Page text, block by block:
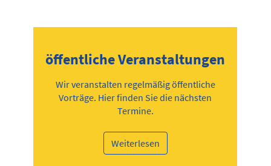
öffentliche Veranstaltungen
Wir veranstalten regelmäßig öffentliche
Vorträge. Hier finden Sie die nächsten
Termine.
Weiterlesen